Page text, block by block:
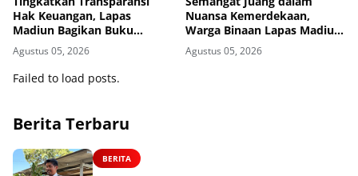
Hak Keuangan, Lapas
Madiun Bagikan Buku
Tabungan dan ATM BRI
kepada Warga Binaan
Agustus 05, 2026
Nuansa Kemerdekaan,
Warga Binaan Lapas Madiun
Adu Kekompakan dalam
Lomba Estafet Tepung dan
Agustus 05, 2026
Failed to load posts.
Berita Terbaru
BERITA